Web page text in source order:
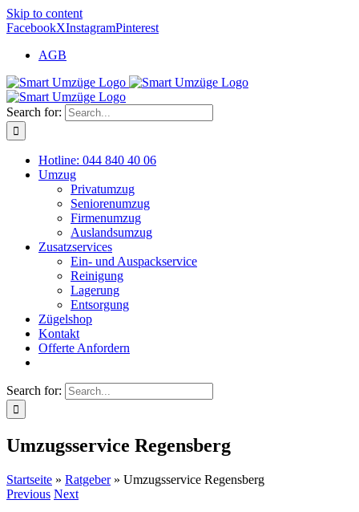
Skip to content
FacebookXInstagramPinterest
AGB
Search for:
Hotline: 044 840 40 06
Umzug
Privatumzug
Seniorenumzug
Firmenumzug
Auslandsumzug
Zusatzservices
Ein- und Auspackservice
Reinigung
Lagerung
Entsorgung
Zügelshop
Kontakt
Offerte Anfordern
Search for:
Umzugsservice Regensberg
Startseite » Ratgeber» Umzugsservice Regensberg
Previous Next